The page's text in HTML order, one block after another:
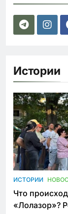
Истории
ИСТОРИИ
Что
«Лолазор»?